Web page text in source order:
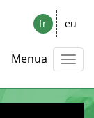
fr eu
Menua